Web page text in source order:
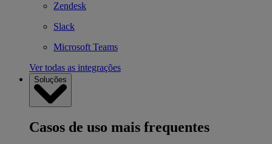
Zendesk
Slack
Microsoft Teams
Ver todas as integrações
Soluções
Casos de uso mais frequentes